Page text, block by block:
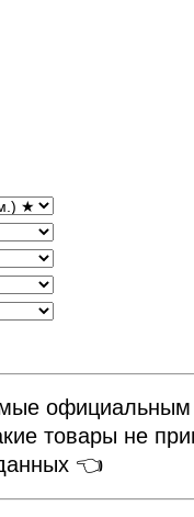
товары не
👈